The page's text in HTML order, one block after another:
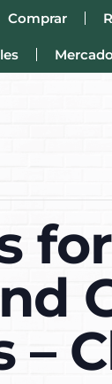
Comprar
–